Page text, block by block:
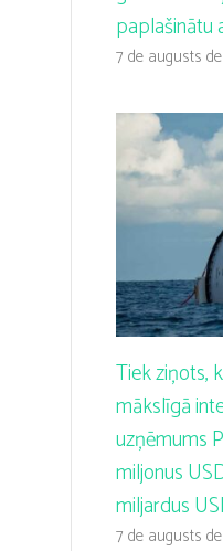
paplašinātu
7 de augusts
Tiek ziņots,
mākslīgā
uzņēmums
miljonus
miljardus
7 de augusts